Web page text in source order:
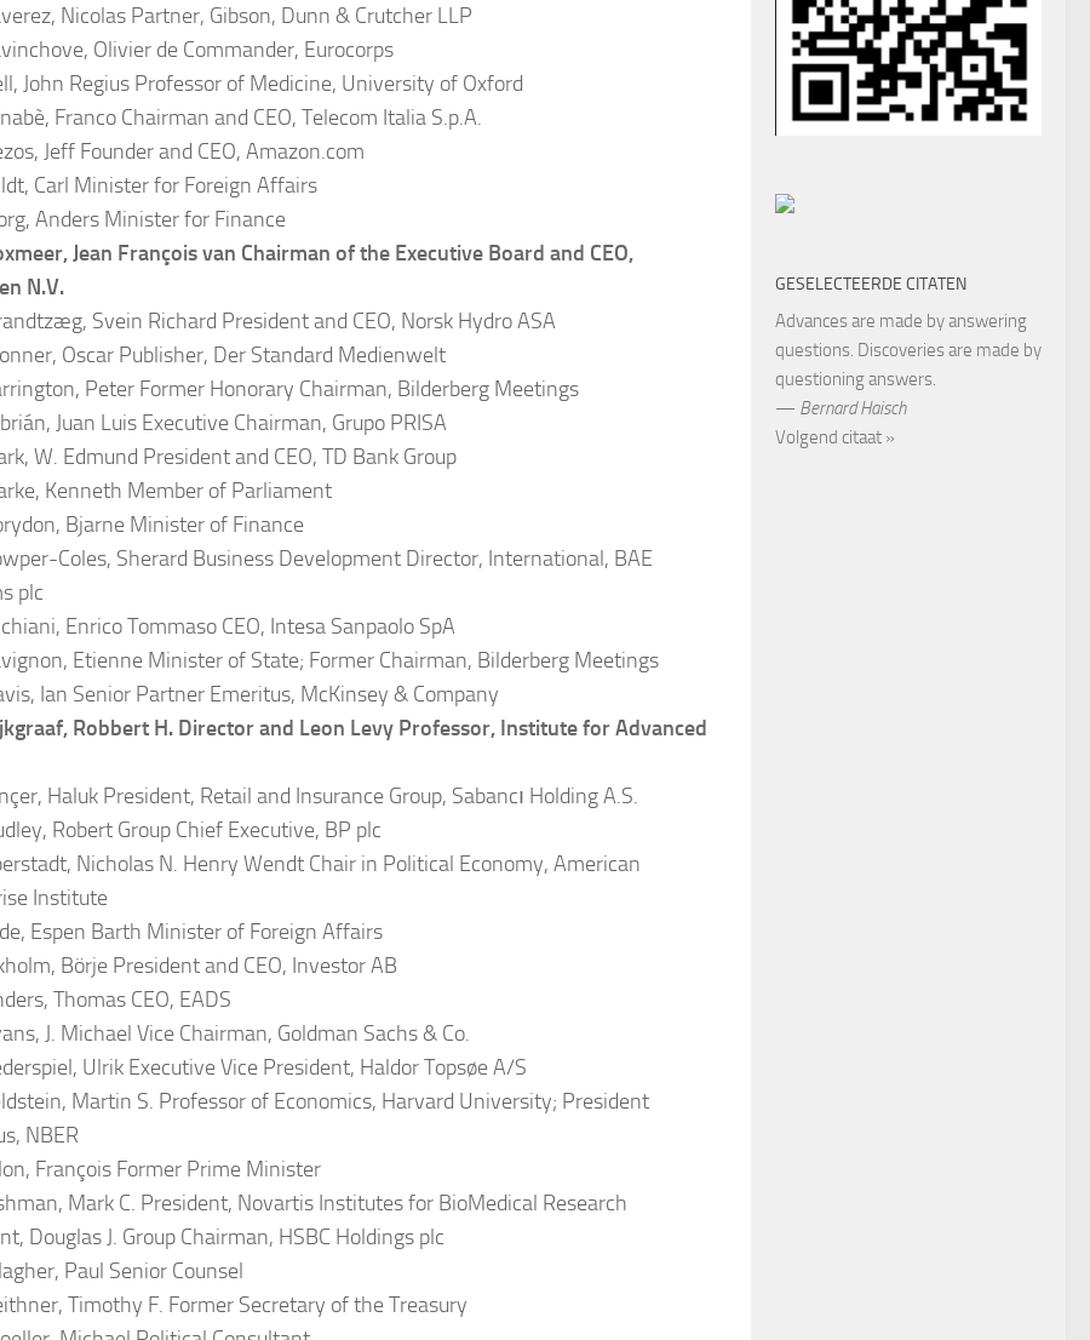
Nicolas Partner, Gibson, Dunn & Crutcher LLP
Olivier de Commander, Eurocorps
John Regius Professor of Medicine, University of Oxford
Franco Chairman and CEO, Telecom Italia S.p.A.
Jeff Founder and CEO, Amazon.com
Carl Minister for Foreign Affairs
Anders Minister for Finance
Jean François van Chairman of the Executive Board and CEO,
N.V.
Svein Richard President and CEO, Norsk Hydro ASA
Oscar Publisher, Der Standard Medienwelt
Peter Former Honorary Chairman, Bilderberg Meetings
Juan Luis Executive Chairman, Grupo PRISA
W. Edmund President and CEO, TD Bank Group
Kenneth Member of Parliament
Bjarne Minister of Finance
Coles, Sherard Business Development Director, International, BAE
plc
Enrico Tommaso CEO, Intesa Sanpaolo SpA
Etienne Minister of State; Former Chairman, Bilderberg Meetings
Ian Senior Partner Emeritus, McKinsey & Company
Robbert H. Director and Leon Levy Professor, Institute for Advanced
Haluk President, Retail and Insurance Group, Sabancı Holding A.S.
Robert Group Chief Executive, BP plc
Nicholas N. Henry Wendt Chair in Political Economy, American
Institute
Espen Barth Minister of Foreign Affairs
Börje President and CEO, Investor AB
Thomas CEO, EADS
J. Michael Vice Chairman, Goldman Sachs & Co.
Ulrik Executive Vice President, Haldor Topsøe A/S
Martin S. Professor of Economics, Harvard University; President
NBER
François Former Prime Minister
Mark C. President, Novartis Institutes for BioMedical Research
Douglas J. Group Chairman, HSBC Holdings plc
Paul Senior Counsel
Timothy F. Former Secretary of the Treasury
GESELECTEERDE CITATEN
Advances are made by answering
questions. Discoveries are made by
questioning answers.
— Bernard Haisch
Volgend citaat »